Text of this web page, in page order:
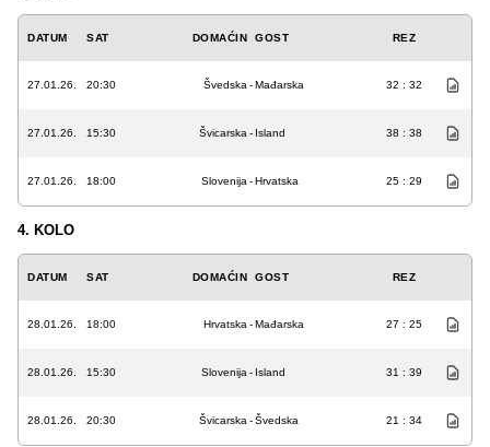
DATUM SAT DOMAĆIN GOST REZ
27.01.26. 20:30 Švedska -Mađarska 32 : 32
27.01.26. 15:30 Švicarska - Island 38 : 38
27.01.26. 18:00 Slovenija -Hrvatska 25 : 29
4. KOLO
DATUM SAT DOMAĆIN GOST REZ
28.01.26. 18:00 Hrvatska -Mađarska 27 : 25
28.01.26. 15:30 Slovenija - Island 31 : 39
28.01.26. 20:30 Švicarska -Švedska 21 : 34